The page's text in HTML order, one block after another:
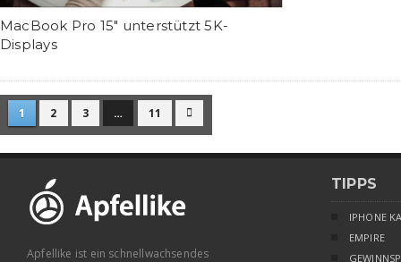
MacBook Pro 15″ unterstützt 5K-
Displays
1 2 3 … 11 
Apfellike ist ein schnellwachsendes
TIPPS
IPHONE
EMPIRE